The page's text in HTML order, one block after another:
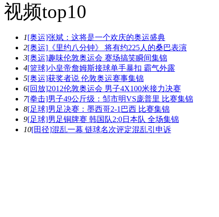
视频top10
1[奥运]张斌：这将是一个欢庆的奥运盛典
2[奥运]《里约八分钟》 将有约225人的桑巴表演
3[奥运]趣味伦敦奥运会 赛场搞笑瞬间集锦
4[篮球]小皇帝詹姆斯接球单手暴扣 霸气外露
5[奥运]获奖者说 伦敦奥运赛事集锦
6[回放]2012伦敦奥运会 男子4X100米接力决赛
7[拳击]男子49公斤级：邹市明VS庞普里 比赛集锦
8[足球]男足决赛：墨西哥2-1巴西 比赛集锦
9[足球]男足铜牌赛 韩国队2:0日本队 全场集锦
10[田径]混乱一幕 链球名次评定混乱引申诉